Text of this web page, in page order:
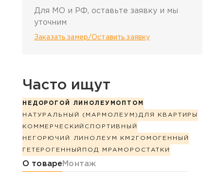
Для МО и РФ, оставьте заявку и мы
уточним
Заказать замер/Оставить заявку
Часто ищут
НЕДОРОГОЙ ЛИНОЛЕУМ ОПТОМ
НАТУРАЛЬНЫЙ (МАРМОЛЕУМ) ДЛЯ КВАРТИРЫ
КОММЕРЧЕСКИЙ СПОРТИВНЫЙ
НЕГОРЮЧИЙ ЛИНОЛЕУМ КМ2 ГОМОГЕННЫЙ
ГЕТЕРОГЕННЫЙ ПОД МРАМОР ОСТАТКИ
Информация о товаре
О товаре Монтаж